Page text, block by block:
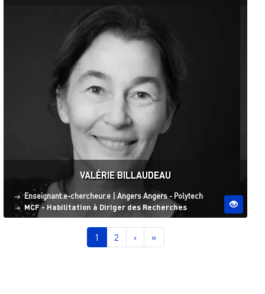
VALÉRIE BILLAUDEAU
Statut
Enseignant.e-chercheur.e Site ESO
Angers Angers - Polytech
MCF - Habilitation à Diriger des Recherches
Page courante
1 Page
2 Page suivante
› Dernière page
»